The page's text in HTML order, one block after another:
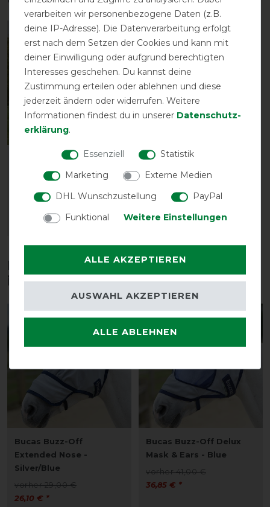
Bucas Freedom Fly
Sheet Full Neck - Silver
64,75 € *
ARTIKEL MERKEN
Diese Produkte könnten dich auch
interessieren
-10%
Bucas Buzz-Off
Extended Nose -
Silver/Blue
vorher 29,00 €
26,10 € *
-10%
Bucas Buzz-Off Delux
Mask & Ears - Blue
vorher 41,00 €
36,85 € *
verarbeiten wir personenbezogene Daten (z.B.
deine IP-Adresse). Die Datenverarbeitung erfolgt
erst nach dem Setzen der Cookies und kann mit
deiner Einwilligung oder aufgrund berechtigten
Interesses geschehen. Du kannst deine
Zustimmung erteilen oder ablehnen und diese
jederzeit ändern oder widerrufen. Weitere
Informationen findest du in unserer Daten­schutz­
erklärung.
Essenziell
Statistik
Marketing
Externe Medien
DHL Wunschzustellung
PayPal
Funktional
Weitere Einstellungen
ALLE AKZEPTIEREN
ALLE ABLEHNEN
AUSWAHL AKZEPTIEREN